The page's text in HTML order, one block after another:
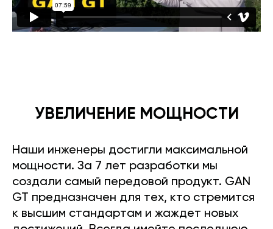
УВЕЛИЧЕНИЕ МОЩНОСТИ
Наши инженеры достигли максимальной
мощности. За 7 лет разработки мы
создали самый передовой продукт. GAN
GT предназначен для тех, кто стремится
к высшим стандартам и жаждет новых